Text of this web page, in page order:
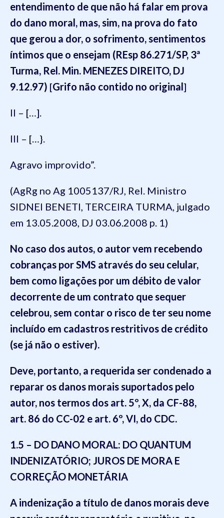
entendimento de que não há falar em prova
do dano moral, mas, sim, na prova do fato
que gerou a dor, o sofrimento, sentimentos
íntimos que o ensejam (REsp 86.271/SP, 3ª
Turma, Rel. Min. MENEZES DIREITO, DJ
9.12.97) [Grifo não contido no original]
II – […].
III – […}.
Agravo improvido”.
(AgRg no Ag 1005137/RJ, Rel. Ministro
SIDNEI BENETI, TERCEIRA TURMA, julgado
em 13.05.2008, DJ 03.06.2008 p. 1)
No caso dos autos, o autorvem recebendo
cobranças por SMS através do seu celular,
bem como ligações por um débito de valor
decorrente de um contrato que sequer
celebrou, sem contar o risco de ter seu nome
incluído em cadastros restritivos de crédito
(se já não o estiver).
Deve, portanto, a requerida ser condenado a
reparar os danos morais suportados pelo
autor, nos termos dos art. 5º, X, da CF-88,
art. 86 do CC-02 e art. 6º, VI, do CDC.
1.5 – DO DANO MORAL: DO QUANTUM
INDENIZATÓRIO; JUROS DE MORA E
CORREÇÃO MONETÁRIA
A indenização a título de danos morais deve